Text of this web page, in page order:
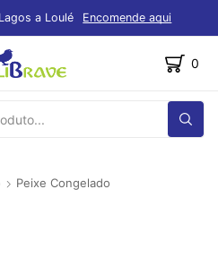
a Loulé Encomende aqui
0
SEARCH
Peixe Congelado